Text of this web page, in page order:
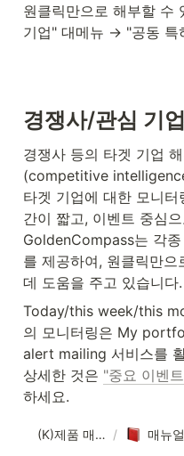
원클릭만으로 해부할 수
기업" 대메뉴 → "공동 특
경쟁사/관심 기
경쟁사 등의 타겟 기업
(competitive
타겟 기업에 대한 모니
간이 짧고, 이벤트 중심
GoldenCompass는 각
를 제공하여, 원클릭만
데 도움을 주고 있습니다.
Today/this week/this
의 모니터링은 My
alert mailing 서비스를
상세한 것은 "중요 이벤
하세요.